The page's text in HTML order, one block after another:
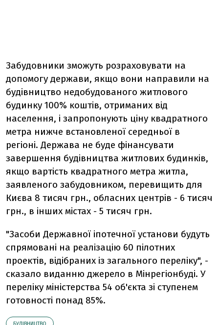
Забудовники зможуть розраховувати на
допомогу держави, якщо вони направили на
будівництво недобудованого житлового
будинку 100% коштів, отриманих від
населення, і запропонують ціну квадратного
метра нижче встановленої середньої в
регіоні. Держава не буде фінансувати
завершення будівництва житлових будинків,
якщо вартість квадратного метра житла,
заявленого забудовником, перевищить для
Києва 8 тисяч грн., обласних центрів - 6 тисяч
грн., в інших містах - 5 тисяч грн.
"Засоби Державної іпотечної установи будуть
спрямовані на реалізацію 60 пілотних
проектів, відібраних із загального переліку", -
сказало виданню джерело в Мінрегіонбуді. У
переліку міністерства 54 об'єкта зі ступенем
готовності понад 85%.